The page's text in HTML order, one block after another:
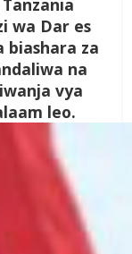
wa Dar es
biashara za
na
vya
leo.